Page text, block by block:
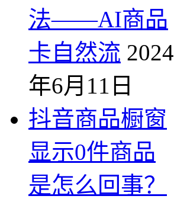
法——AI商品
卡自然流 2024
年6月11日
抖音商品橱窗
显示0件商品
是怎么回事？